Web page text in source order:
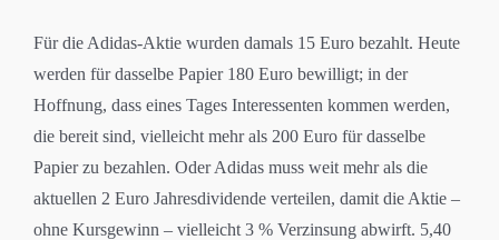
Für die Adidas-Aktie wurden damals 15 Euro bezahlt. Heute
werden für dasselbe Papier 180 Euro bewilligt; in der
Hoffnung, dass eines Tages Interessenten kommen werden,
die bereit sind, vielleicht mehr als 200 Euro für dasselbe
Papier zu bezahlen. Oder Adidas muss weit mehr als die
aktuellen 2 Euro Jahresdividende verteilen, damit die Aktie –
ohne Kursgewinn – vielleicht 3 % Verzinsung abwirft. 5,40